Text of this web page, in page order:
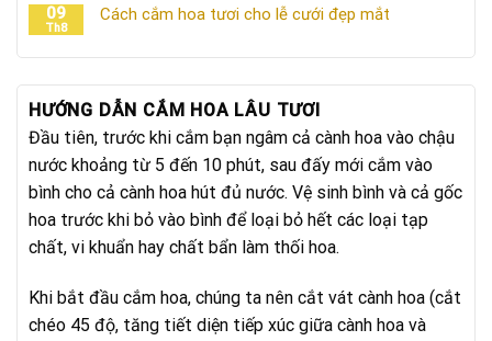
09
Th8
Cách cắm hoa tươi cho lễ cưới đẹp mắt
HƯỚNG DẪN CẮM HOA LÂU TƯƠI
Đầu tiên, trước khi cắm bạn ngâm cả cành hoa vào chậu
nước khoảng từ 5 đến 10 phút, sau đấy mới cắm vào
bình cho cả cành hoa hút đủ nước. Vệ sinh bình và cả gốc
hoa trước khi bỏ vào bình để loại bỏ hết các loại tạp
chất, vi khuẩn hay chất bẩn làm thối hoa.
Khi bắt đầu cắm hoa, chúng ta nên cắt vát cành hoa (cắt
chéo 45 độ, tăng tiết diện tiếp xúc giữa cành hoa và